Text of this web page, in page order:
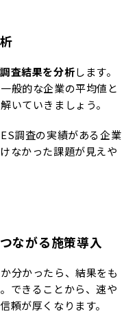
調査結果を分析します。
般的な企業の平均値と
いていきましょう。
調査の実績がある企業
なかった課題が見えや
ながる施策導入
分かったら、結果をも
できることから、速や
頼が厚くなります。